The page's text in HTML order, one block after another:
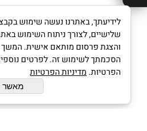
שלישיים, לצורך ניתוח השימוש
והצגת פרסום מותאם אישית.
הסכמתך לשימוש זה. לפרטים נוספים
הפרטיות. מדיניות הפרטיות
מאשר